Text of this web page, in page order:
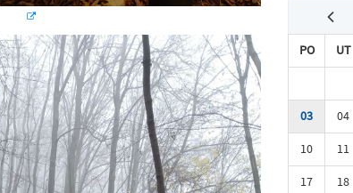
PO UT
03
04
10
11
17
18